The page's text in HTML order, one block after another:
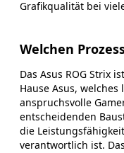
Grafikqualität bei
Welchen
Das Asus ROG Strix
Hause Asus,
anspruchsvolle
entscheidenden
die
verantwortlich ist.